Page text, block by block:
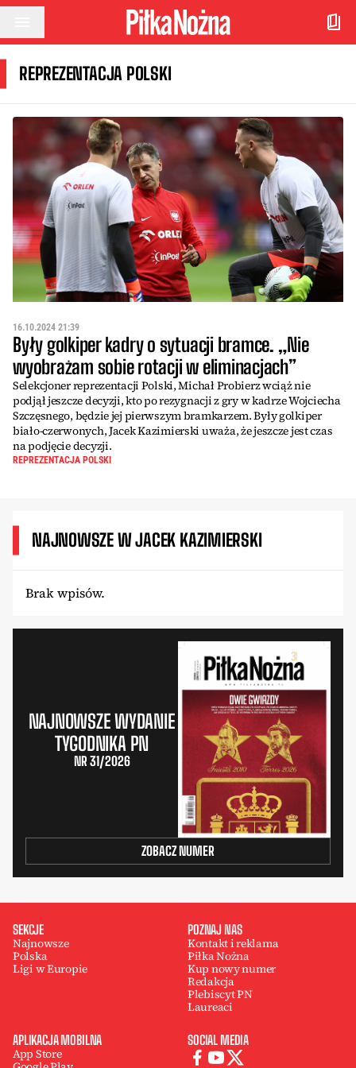
Przejdź do treści
REPREZENTACJA POLSKI
16.10.2024 21:39
Były golkiper kadry o sytuacji bramce. „Nie
wyobrażam sobie rotacji w eliminacjach”
Selekcjoner reprezentacji Polski, Michał Probierz wciąż nie
podjął jeszcze decyzji, kto po rezygnacji z gry w kadrze Wojciecha
Szczęsnego, będzie jej pierwszym bramkarzem. Były golkiper
biało-czerwonych, Jacek Kazimierski uważa, że jeszcze jest czas
na podjęcie decyzji.
REPREZENTACJA POLSKI
NAJNOWSZE W JACEK KAZIMIERSKI
Brak wpisów.
NAJNOWSZE WYDANIE
TYGODNIKA PN
NR 31/2026
ZOBACZ NUMER
SEKCJE
Najnowsze
Polska
Ligi w Europie
POZNAJ NAS
Kontakt i reklama
Piłka Nożna
Kup nowy numer
Redakcja
Plebiscyt PN
Laureaci
APLIKACJA MOBILNA
App Store
SOCIAL MEDIA